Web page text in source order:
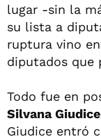
lugar -sin la
su lista a
ruptura vino
diputados que
Todo fue en
Silvana Giudice
Giudice entró